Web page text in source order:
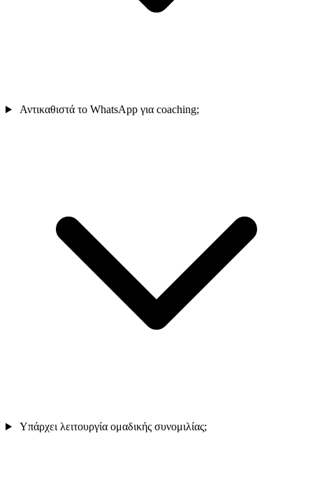
Αντικαθιστά το WhatsApp για coaching;
Υπάρχει λειτουργία ομαδικής συνομιλίας;